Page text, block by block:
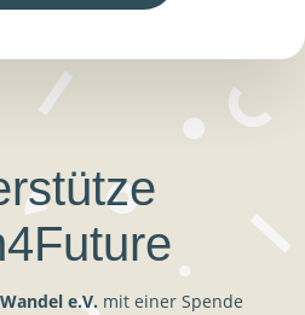
e.V. mit einer Spende